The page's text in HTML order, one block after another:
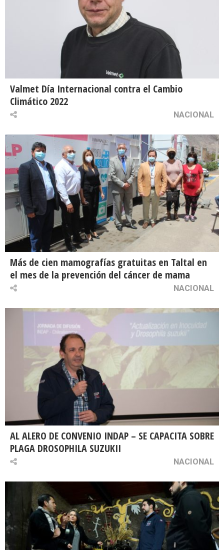
Valmet Día Internacional contra el Cambio
Climático 2022
NACIONAL
Más de cien mamografías gratuitas en Taltal en
el mes de la prevención del cáncer de mama
NACIONAL
AL ALERO DE CONVENIO INDAP – SE CAPACITA SOBRE
PLAGA DROSOPHILA SUZUKII
NACIONAL